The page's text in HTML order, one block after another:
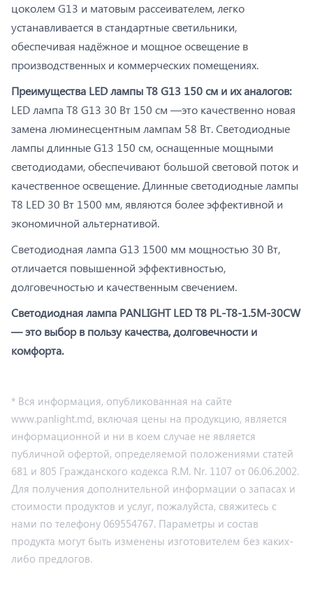
цоколем G13 и матовым рассеивателем, легко
устанавливается в стандартные светильники,
обеспечивая надёжное и мощное освещение в
производственных и коммерческих помещениях.
Преимущества LED лампы T8 G13 150 см и их аналогов:
LED лампа T8 G13 30 Вт 150 см —это качественно новая
замена люминесцентным лампам 58 Вт. Светодиодные
лампы длинные G13 150 см, оснащенные мощными
светодиодами, обеспечивают большой световой поток и
качественное освещение. Длинные светодиодные лампы
Т8 LED 30 Вт 1500 мм, являются более эффективной и
экономичной альтернативой.
Светодиодная лампа G13 1500 мм мощностью 30 Вт,
отличается повышенной эффективностью,
долговечностью и качественным свечением.
Светодиодная лампа PANLIGHT LED T8 PL-T8-1.5M-30CW
— это выбор в пользу качества, долговечности и
комфорта.
* Вся информация, опубликованная на сайте
www.panlight.md, включая цены на продукцию, является
информационной и ни в коем случае не является
публичной офертой, определяемой положениями статей
681 и 805 Гражданского кодекса R.M. Nr. 1107 от 06.06.2002.
Для получения дополнительной информации о запасах и
стоимости продуктов и услуг, пожалуйста, свяжитесь с
нами по телефону 069554767. Параметры и состав
продукта могут быть изменены изготовителем без каких-
либо предлогов.